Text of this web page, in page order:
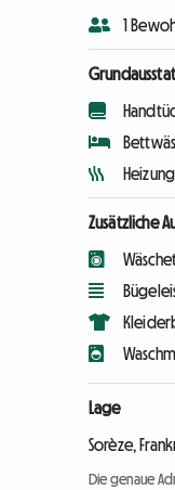
1
Heizung
Zusätzliche
Lage
Sorèze,
Die genaue